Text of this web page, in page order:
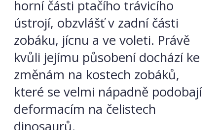
horní části ptačího trávicího
ústrojí, obzvlášť v zadní části
zobáku, jícnu a ve voleti. Právě
kvůli jejímu působení dochází ke
změnám na kostech zobáků,
které se velmi nápadně podobají
deformacím na čelistech
dinosaurů.